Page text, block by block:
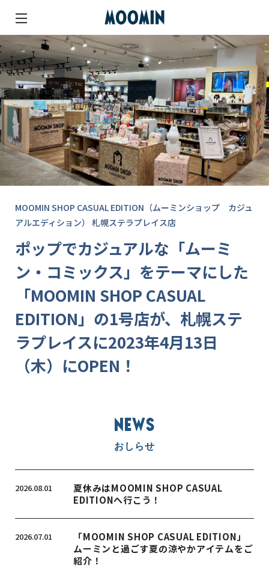
MOOMIN SHOP CASUAL EDITION（ムーミンショップ カジュ
アルエディション） 札幌ステラプレイス店
ポップでカジュアルな「ムーミ
ン・コミックス」をテーマにした
「MOOMIN SHOP CASUAL
EDITION」の1号店が、札幌ステ
ラプレイスに2023年4月13日
（木）にOPEN！
NEWS
おしらせ
2026.08.01
夏休みはMOOMIN SHOP CASUAL
EDITIONへ行こう！
2026.07.01
「MOOMIN SHOP CASUAL EDITION」
ムーミンと過ごす夏の涼やかアイテムをご
紹介！